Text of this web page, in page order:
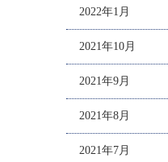
2022年1月
2021年10月
2021年9月
2021年8月
2021年7月